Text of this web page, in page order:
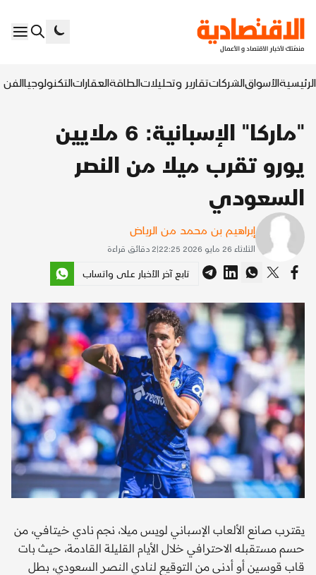
الرئيسيةالأسواقالشركاتتقارير وتحليلاتالطاقةالعقاراتالتكنولوجياالفن
"ماركا" الإسبانية: 6 ملايين
يورو تقرب ميلا من النصر
السعودي
إبراهيم بن محمد من الرياض
الثلاثاء 26 مايو 2026 22:25 |
2 دقائق قراءة
تابع آخر الأخبار على واتساب
يقترب صانع الألعاب الإسباني لويس ميلا، نجم نادي خيتافي، من
حسم مستقبله الاحترافي خلال الأيام القليلة القادمة، حيث بات
قاب قوسين أو أدنى من التوقيع لنادي النصر السعودي، بطل